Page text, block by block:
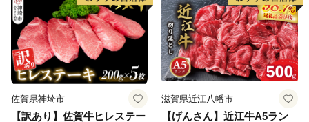
佐賀県神埼市
【訳あり】佐賀牛ヒレステー
滋賀県近江八幡市
【げんさん】近江牛A5ラン